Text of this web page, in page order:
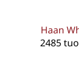
Haan
2485